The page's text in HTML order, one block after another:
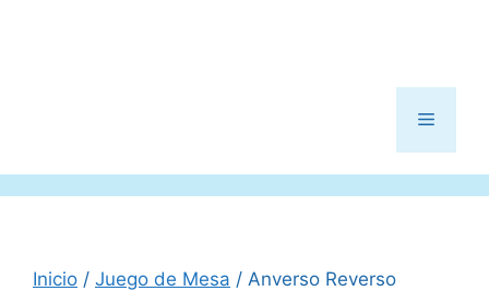
Menú
Inicio / Juego de Mesa / Anverso Reverso